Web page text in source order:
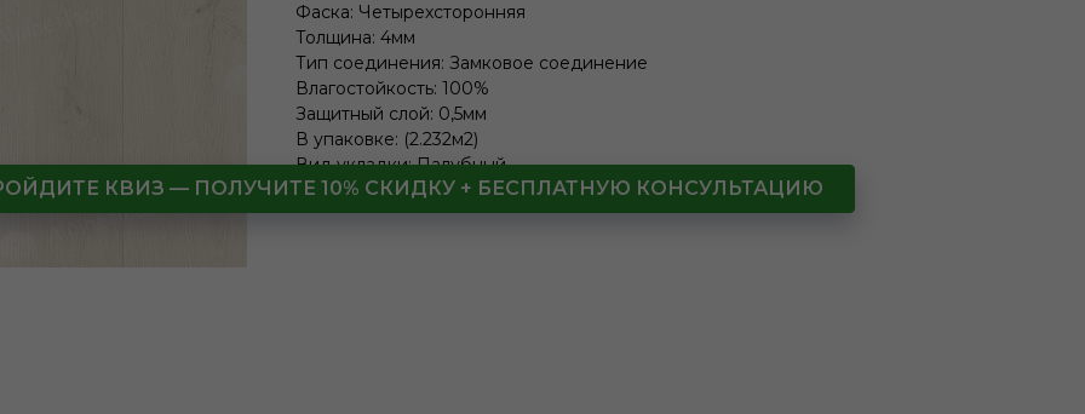
Фаска: Четырехсторонняя
Толщина: 4мм
Тип соединения: Замковое соединение
Влагостойкость: 100%
Защитный слой: 0,5мм
В упаковке: (2.232м2)
Вид укладки: Палубный
LxWxH: 1220x183x4 mm
КВИЗ — ПОЛУЧИТЕ 10% СКИДКУ + БЕСПЛАТНУЮ КОНСУЛЬТАЦИЮ